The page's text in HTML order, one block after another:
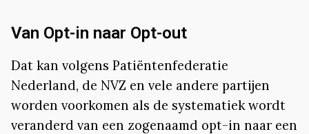
Van Opt-in naar Opt-out
Dat kan volgens Patiëntenfederatie
Nederland, de NVZ en vele andere partijen
worden voorkomen als de systematiek wordt
veranderd van een zogenaamd opt-in naar een